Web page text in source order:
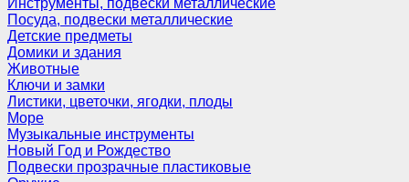
Инструменты, подвески металлические
Посуда, подвески металлические
Детские предметы
Домики и здания
Животные
Ключи и замки
Листики, цветочки, ягодки, плоды
Море
Музыкальные инструменты
Новый Год и Рождество
Подвески прозрачные пластиковые